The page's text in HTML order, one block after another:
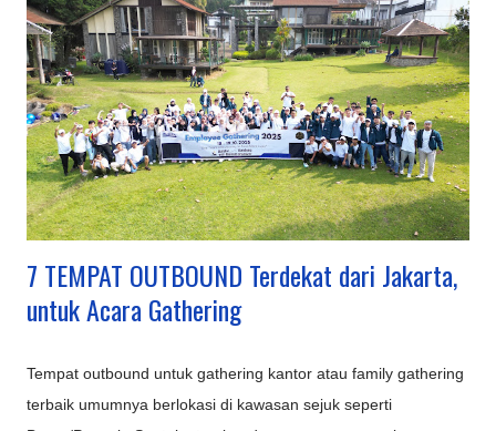
Hills : Menyajikan miniatur bangunan ikonik dunia (Eiffel,
Patung Liberty, dll.) dengan konsep 'keliling dunia dalam
sehari'. Nimo Highland : Menawarkan pemandangan kebun teh
dan jembatan kaca berbentuk U, ditambah fasilitas glamping
mewah. Hutan Mycelia Cikole : Konsep unik bertema jamur
dengan instalasi lampu artistik, cocok untuk suasana m...
7 TEMPAT OUTBOUND Terdekat dari Jakarta,
untuk Acara Gathering
Tempat outbound untuk gathering kantor atau family gathering
terbaik umumnya berlokasi di kawasan sejuk seperti